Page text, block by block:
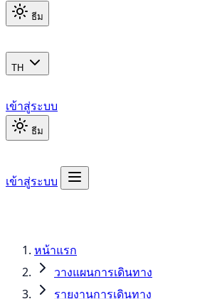
ธีม
TH
เข้าสู่ระบบ
ธีม
เข้าสู่ระบบ
หน้าแรก
วางแผนการเดินทาง
รายงานการเดินทาง